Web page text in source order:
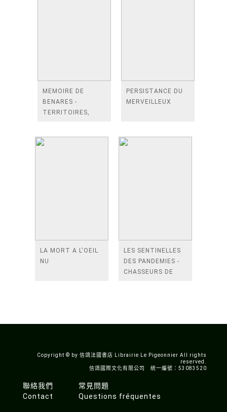
MEMOIRE DE
BENARES -
TERRITOIRES,
PERSISTANCE DU
MERVEILLEUX
LA MORT A L'OEIL
NU
LES SENTINELLES
DES PANDEMIES -
CHASSEURS DE
CHINE
Copyright © by 信鴿法國書店 Librairie Le Pigeonnier All rights
reserved.
信鴿國際文化有限公司 統一編號：53083520
聯絡我們
Contact
常見問題
Questions fréquentes